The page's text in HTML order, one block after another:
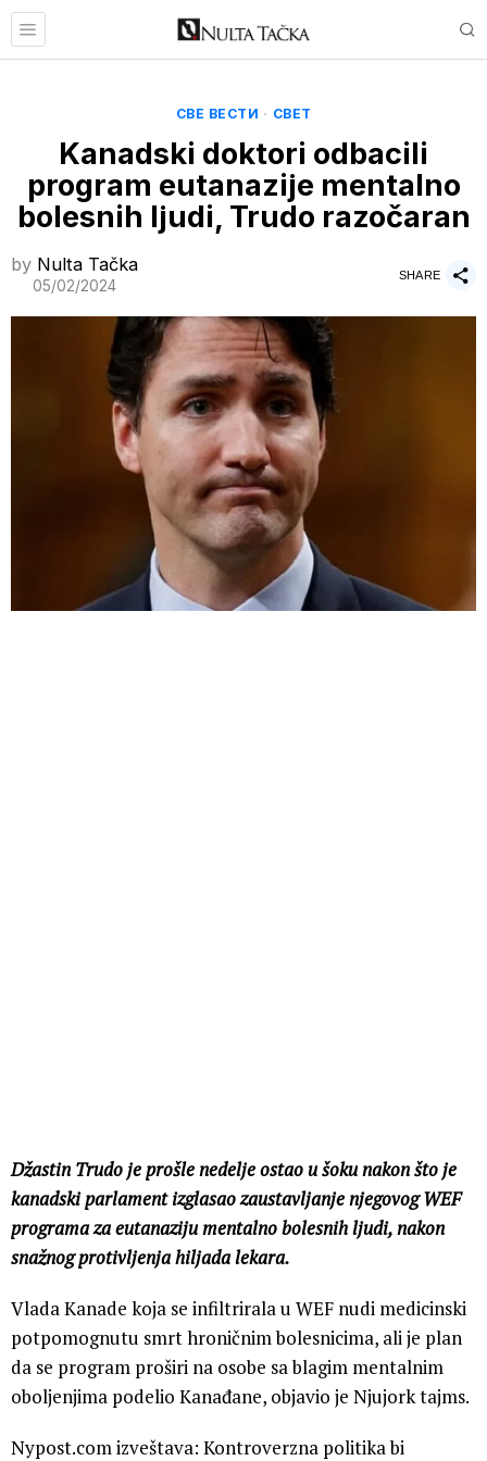
СВЕ ВЕСТИ · СВЕТ
Kanadski doktori odbacili
program eutanazije mentalno
bolesnih ljudi, Trudo razočaran
by Nulta Tačka
05/02/2024
SHARE
Džastin Trudo je prošle nedelje ostao u šoku nakon što je
kanadski parlament izglasao zaustavljanje njegovog WEF
programa za eutanaziju mentalno bolesnih ljudi, nakon
snažnog protivljenja hiljada lekara.
Vlada Kanade koja se infiltrirala u WEF nudi medicinski
potpomognutu smrt hroničnim bolesnicima, ali je plan
da se program proširi na osobe sa blagim mentalnim
oboljenjima podelio Kanađane, objavio je Njujork tajms.
Nypost.com izveštava: Kontroverzna politika bi